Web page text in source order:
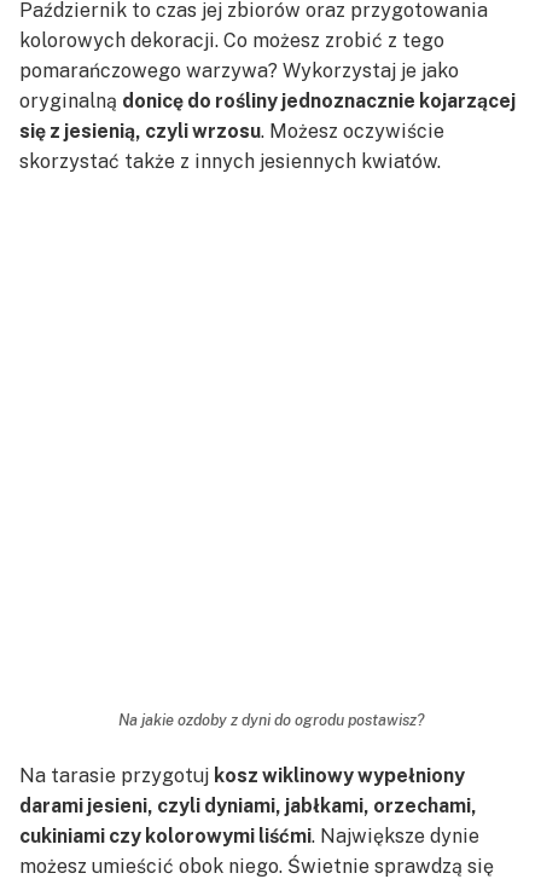
Październik to czas jej zbiorów oraz przygotowania
kolorowych dekoracji. Co możesz zrobić z tego
pomarańczowego warzywa? Wykorzystaj je jako
oryginalną donicę do rośliny jednoznacznie kojarzącej
się z jesienią, czyli wrzosu. Możesz oczywiście
skorzystać także z innych jesiennych kwiatów.
Na jakie ozdoby z dyni do ogrodu postawisz?
Na tarasie przygotuj kosz wiklinowy wypełniony
darami jesieni, czyli dyniami, jabłkami, orzechami,
cukiniami czy kolorowymi liśćmi. Największe dynie
możesz umieścić obok niego. Świetnie sprawdzą się